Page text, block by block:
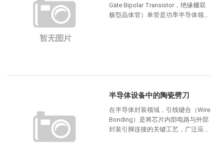
Gate Bipolar Transistor，绝缘栅双
极型晶体管）单管是功率半导体领域
半导体设备中的陶瓷劈刀
在半导体封装领域，引线键合（Wire
Bonding）是将芯片内部电路与外部
封装引脚连接的关键工艺，广泛应用